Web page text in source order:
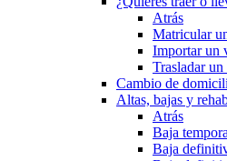
Atrás
Matricular
Importar un
Trasladar
Cambio de
Altas, bajas y
Atrás
Baja
Baja